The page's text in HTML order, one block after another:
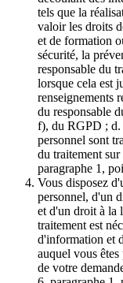
tels que la
valoir les droits
et de formation
sécurité, la
responsable du
lorsque cela est
renseignements
du responsable
f), du RGPD ; d.
personnel sont
du traitement
paragraphe 1,
Vous disposez
personnel, d'un
et d'un droit à la
traitement est
d'information et
auquel vous
de votre